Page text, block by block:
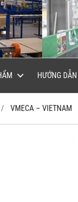
HƯỚNG
VMECA – VIETNAM